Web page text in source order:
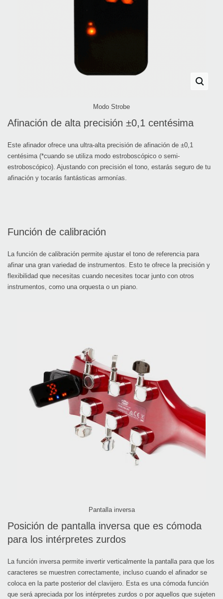
Modo Strobe
Afinación de alta precisión ±0,1 centésima
Este afinador ofrece una ultra-alta precisión de afinación de ±0,1
centésima (*cuando se utiliza modo estroboscópico o semi-
estroboscópico). Ajustando con precisión el tono, estarás seguro de tu
afinación y tocarás fantásticas armonías.
Función de calibración
La función de calibración permite ajustar el tono de referencia para
afinar una gran variedad de instrumentos. Esto te ofrece la precisión y
flexibilidad que necesitas cuando necesites tocar junto con otros
instrumentos, como una orquesta o un piano.
Pantalla inversa
Posición de pantalla inversa que es cómoda
para los intérpretes zurdos
La función inversa permite invertir verticalmente la pantalla para que los
caracteres se muestren correctamente, incluso cuando el afinador se
coloca en la parte posterior del clavijero. Esta es una cómoda función
que será apreciada por los intérpretes zurdos o por aquellos que sujeten